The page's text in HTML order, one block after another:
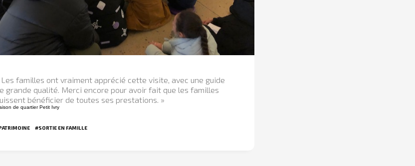
Les familles ont vraiment apprécié cette visite, avec une guide
grande qualité. Merci encore pour avoir fait que les familles
bénéficier de toutes ses prestations. »
de quartier Petit Ivry
#SORTIE EN FAMILLE